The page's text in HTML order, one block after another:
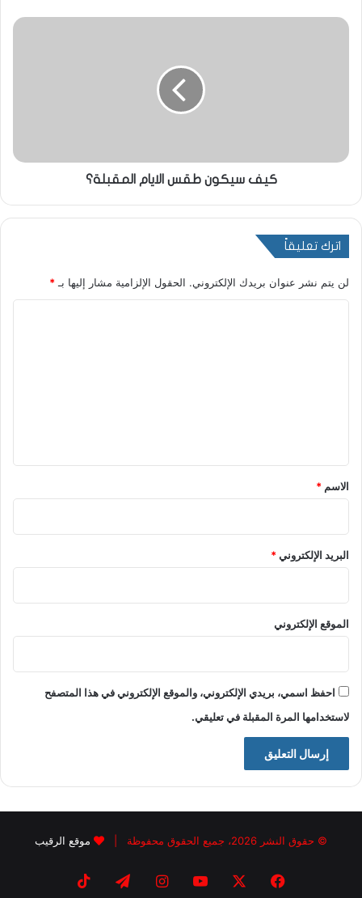
كيف سيكون طقس الايام المقبلة؟
اترك تعليقاً
لن يتم نشر عنوان بريدك الإلكتروني. الحقول الإلزامية مشار إليها بـ*
*
الاسم *
البريد الإلكتروني*
الموقع الإلكتروني
احفظ اسمي، بريدي الإلكتروني، والموقع الإلكتروني في هذا المتصفح
لاستخدامها المرة المقبلة في تعليقي.
© حقوق النشر 2026، جميع الحقوق محفوظة | موقع الرقيب
فيسبوك يوتيوب انستقرام تيلقرام